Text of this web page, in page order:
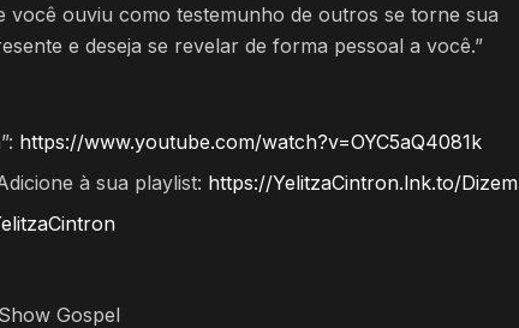
você ouviu como testemunho de outros se torne sua
e deseja se revelar de forma pessoal a você.”
https://www.youtube.com/watch?v=OYC5aQ4081k
à sua playlist: https://YelitzaCintron.lnk.to/Dizem
Gospel